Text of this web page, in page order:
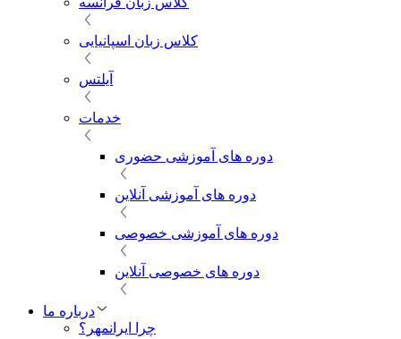
کلاس زبان اسپانیایی
آیلتس
خدمات
دوره های آموزشی حضوری
دوره های آموزشی آنلاین
دوره های آموزشی خصوصی
دوره های خصوصی آنلاین
درباره ما
چرا ایرانمهر؟